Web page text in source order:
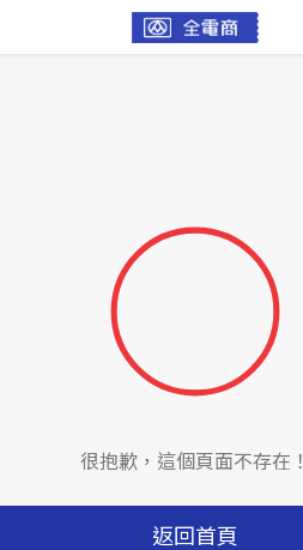
很抱歉，這個頁面不存在！
返回首頁